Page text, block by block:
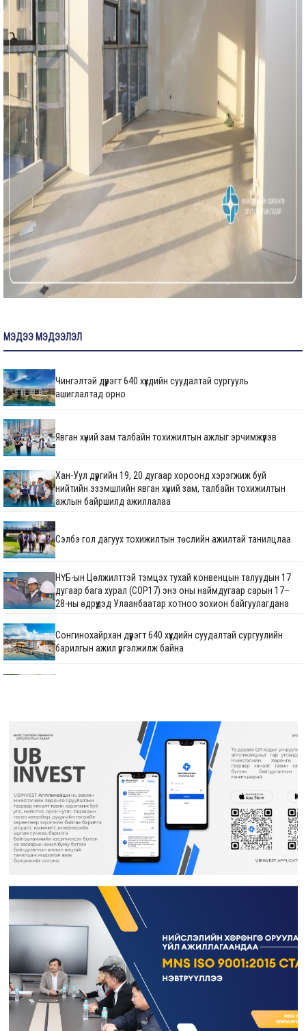
МЭДЭЭ МЭДЭЭЛЭЛ
Чингэлтэй дүүрэгт 640 хүүхдийн суудалтай сургууль
ашиглалтад орно
Явган хүний зам талбайн тохижилтын ажлыг эрчимжүүлэв
Хан-Уул дүүргийн 19, 20 дугаар хороонд хэрэгжиж буй
нийтийн эзэмшлийн явган хүний зам, талбайн тохижилтын
ажлын байршилд ажиллалаа
Сэлбэ гол дагуух тохижилтын төслийн ажилтай танилцлаа
НҮБ-ын Цөлжилттэй тэмцэх тухай конвенцын талуудын 17
дугаар бага хурал (COP17) энэ оны наймдугаар сарын 17–
28-ны өдрүүдэд Улаанбаатар хотноо зохион байгуулагдана
Сонгинохайрхан дүүрэгт 640 хүүхдийн суудалтай сургуулийн
барилгын ажил үргэлжилж байна
720 хүүхдийн суудалтай сургуулийн барилгын ажил 60 хувийн
гүйцэтгэлтэй үргэлжилж байна
Нийтийн тээврийн автопаркийн гадна тохижилтын ажлыг
гүйцэтгэж байна
25 дугаар сургуулийн гадна фасад, спорт заалны засварын
ажил үргэлжилж байна
НИЙСЛЭЛИЙН ХҮҮХДИЙН СЭРГЭЭН ЗАСАХ ТӨВИЙН
БАРИЛГА УГСРАЛТЫН АЖИЛ ДУУСЛАА
Налайх дүүрэгт боловсрол, эрүүл мэндийн байгууллагуудын
барилгын засвар, шинэчлэлийн ажлууд хийгдэж байна
Цэцэрлэгийн барилгын ажил 88 хувийн гүйцэтгэлтэй
үргэлжилж байна